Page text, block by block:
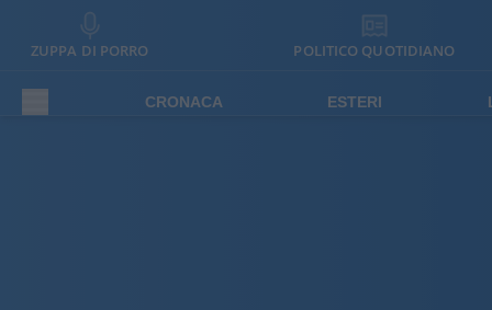
ZUPPA DI PORRO POLITICO QUOTIDIANO
CRONACA ESTERI